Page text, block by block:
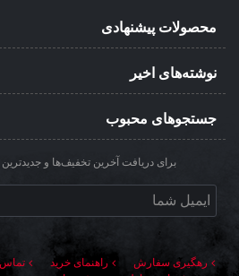
محصولات پیشنهادی
نوشته‌های اخیر
جستجوهای محبوب
برای دریافت آخرین تخفیف‌ها و
رهگیری سفارش راهنمای خرید تماس